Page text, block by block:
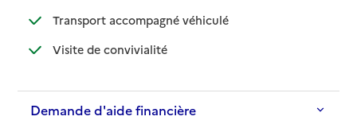
Transport accompagné véhiculé: disponible
: non disponible
Visite de convivialité: disponible
: non disponible
Demande d'aide financière